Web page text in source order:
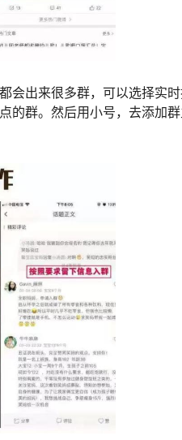
会出来很多群，可以选择实
的群。然后用小号，去添加